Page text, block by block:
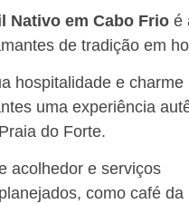
Nativo em Cabo Frio é
de tradição em
hospitalidade e charme
uma experiência
do Forte.
acolhedor e serviços
como café da